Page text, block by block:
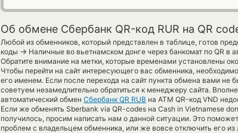
Об обмене Сбербанк QR-код RUR на QR
Любой из обменников, который представлен в таблице, готов
коды → Наличные во вьетнамском донге через банкомат по QR в
Обратите внимание на метки, которые временами установлены
Чтобы перейти на сайт интересующего вас обменника,
его именем. Если после перехода на сайт пункта обмена вами не
советуем незамедлительно обратиться к менеджеру сайта.
автоматический обмен Сбербанк QR RUB на ATM QR-код VND
Если же обменять Sberbank via QR-codes на Cash in Vietnamese
получилось, просим написать нам о данной ситуации. Это
проблем с владельцем обменника, или же вовсе отключить его